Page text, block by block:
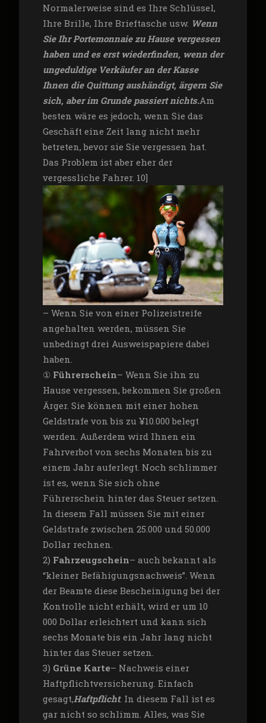
Normalerweise sind es Ihre Schlüssel,
Ihre Brille, Ihre Brieftasche usw. Wenn
Sie Ihr Portemonnaie zu Hause vergessen
haben und es erst wiederfinden, wenn der
ungeduldige Verkäufer an der Kasse
Ihnen die Quittung aushändigt, ärgern Sie
sich, aber im Grunde passiert nichts.Am
besten wäre es jedoch, wenn Sie das
Geschäft eine Zeit lang nicht mehr
betreten, bevor sie Sie vergessen hat.
Das Problem ist aber eher der
vergessliche Fahrer. 10]
– Wenn Sie von einer Polizeistreife
angehalten werden, müssen Sie
unbedingt drei Ausweispapiere dabei
haben.
① Führerschein– Wenn Sie ihn zu
Hause vergessen, bekommen Sie großen
Ärger. Sie können mit einer hohen
Geldstrafe von bis zu ¥10.000 belegt
werden. Außerdem wird Ihnen ein
Fahrverbot von sechs Monaten bis zu
einem Jahr auferlegt. Noch schlimmer
ist es, wenn Sie sich ohne
Führerschein hinter das Steuer setzen.
In diesem Fall müssen Sie mit einer
Geldstrafe zwischen 25.000 und 50.000
Dollar rechnen.
2) Fahrzeugschein– auch bekannt als
“kleiner Befähigungsnachweis”. Wenn
der Beamte diese Bescheinigung bei der
Kontrolle nicht erhält, wird er um 10
000 Dollar erleichtert und kann sich
sechs Monate bis ein Jahr lang nicht
hinter das Steuer setzen.
3) Grüne Karte– Nachweis einer
Haftpflichtversicherung. Einfach
gesagt,Haftpflicht. In diesem Fall ist es
gar nicht so schlimm. Alles, was Sie